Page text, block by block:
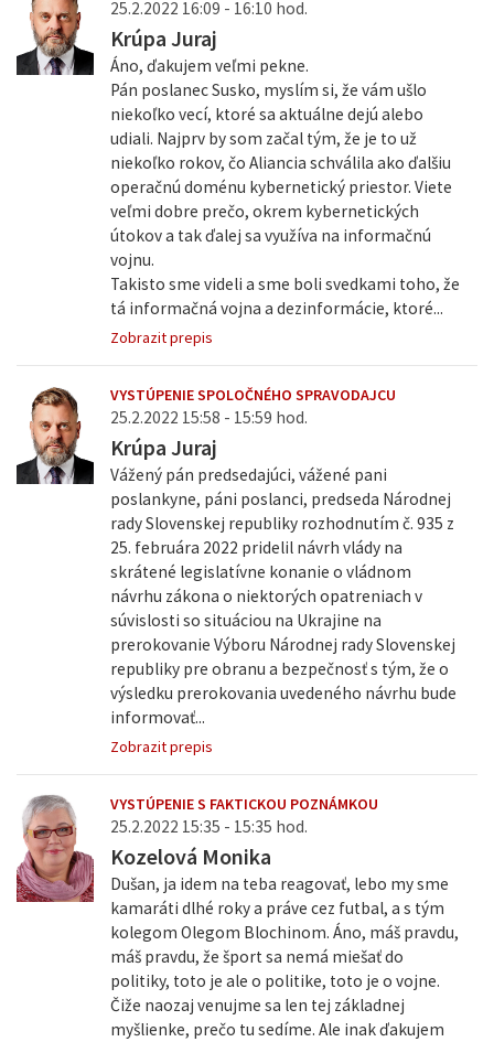
25.2.2022 16:09 - 16:10 hod.
Krúpa Juraj
Áno, ďakujem veľmi pekne.
Pán poslanec Susko, myslím si, že vám ušlo
niekoľko vecí, ktoré sa aktuálne dejú alebo
udiali. Najprv by som začal tým, že je to už
niekoľko rokov, čo Aliancia schválila ako ďalšiu
operačnú doménu kybernetický priestor. Viete
veľmi dobre prečo, okrem kybernetických
útokov a tak ďalej sa využíva na informačnú
vojnu.
Takisto sme videli a sme boli svedkami toho, že
tá informačná vojna a dezinformácie, ktoré...
Zobrazit prepis
VYSTÚPENIE SPOLOČNÉHO SPRAVODAJCU
25.2.2022 15:58 - 15:59 hod.
Krúpa Juraj
Vážený pán predsedajúci, vážené pani
poslankyne, páni poslanci, predseda Národnej
radySlovenskej republiky rozhodnutím č. 935 z
25. februára 2022 pridelil návrh vlády na
skrátené legislatívne konanie o vládnom
návrhu zákona o niektorých opatreniach v
súvislosti so situáciou na Ukrajine na
prerokovanie Výboru Národnej rady Slovenskej
republiky pre obranu a bezpečnosť s tým, že o
výsledku prerokovania uvedeného návrhu bude
informovať...
Zobrazit prepis
VYSTÚPENIE S FAKTICKOU POZNÁMKOU
25.2.2022 15:35 - 15:35 hod.
Kozelová Monika
Dušan, ja idem na teba reagovať, lebo my sme
kamaráti dlhé roky a práve cez futbal, a s tým
kolegom Olegom Blochinom. Áno, máš pravdu,
máš pravdu, že šport sa nemá miešať do
politiky, toto je ale o politike, toto je o vojne.
Čiže naozaj venujme sa len tej základnej
myšlienke, prečo tu sedíme. Ale inak ďakujem